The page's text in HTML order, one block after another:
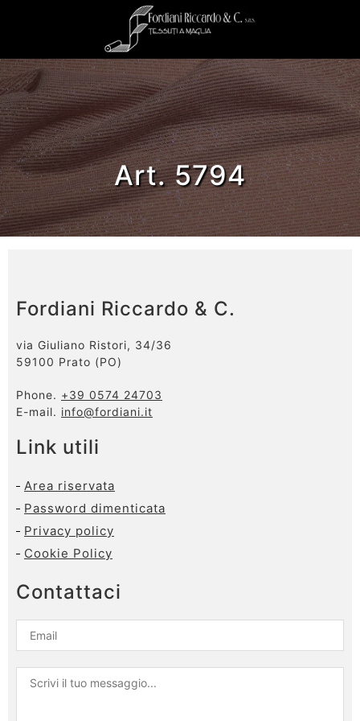
Art. 5794
Fordiani Riccardo & C.
via Giuliano Ristori, 34/36
59100 Prato (PO)
Phone. +39 0574 24703
E-mail. info@fordiani.it
Link utili
Area riservata
Password dimenticata
Privacy policy
Cookie Policy
Contattaci